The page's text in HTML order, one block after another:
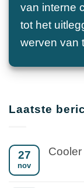
van interne
tot het
werven van
Laatste
27
nov